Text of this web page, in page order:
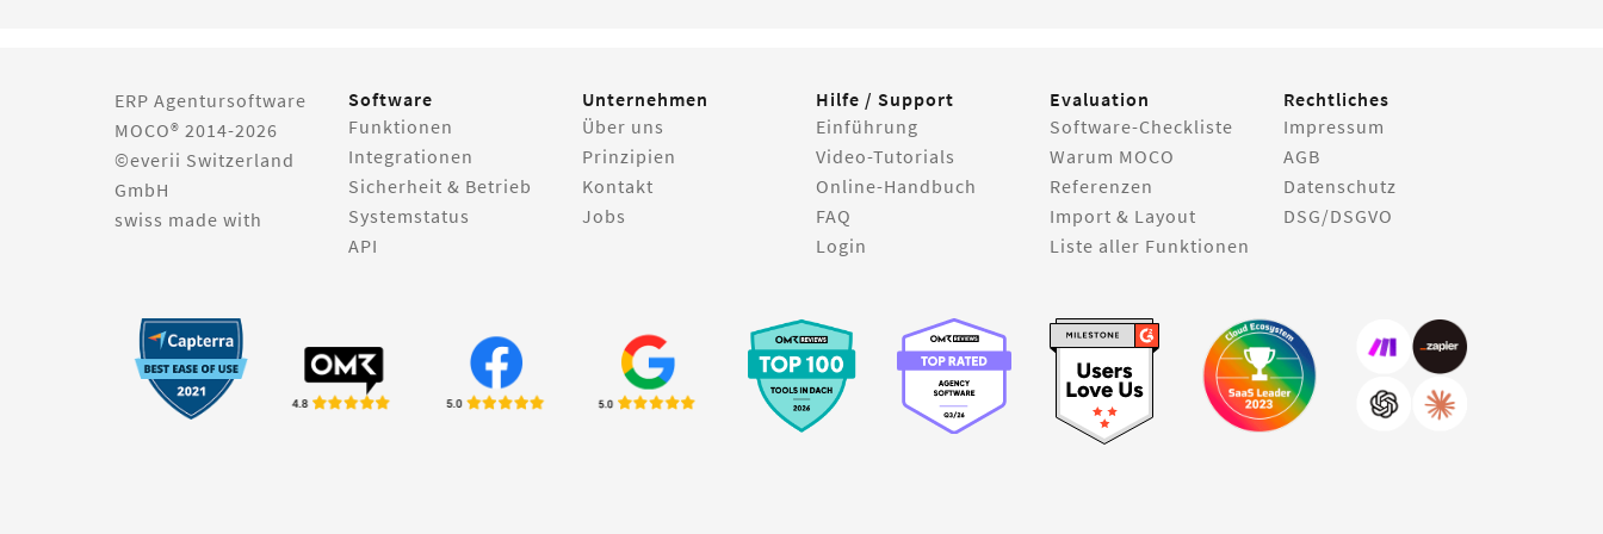
ERP Agentursoftware
MOCO® 2014-2026
©everii Switzerland
GmbH
swiss made with
Software
Funktionen
Integrationen
Sicherheit & Betrieb
Systemstatus
API
Unternehmen
Über uns
Prinzipien
Kontakt
Jobs
Hilfe / Support
Einführung
Video-Tutorials
Online-Handbuch
FAQ
Login
Evaluation
Software-Checkliste
Warum MOCO
Referenzen
Import & Layout
Liste aller Funktionen
Rechtliches
Impressum
AGB
Datenschutz
DSG/DSGVO